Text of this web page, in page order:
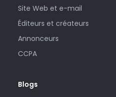
Site Web et e-mail
Éditeurs et créateurs
Annonceurs
CCPA
Blogs